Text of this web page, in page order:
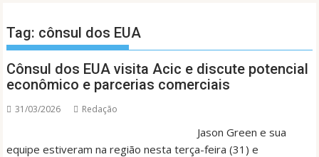
Tag: cônsul dos EUA
Cônsul dos EUA visita Acic e discute potencial
econômico e parcerias comerciais
31/03/2026 Redação
Jason Green e sua
equipe estiveram na região nesta terça-feira (31) e